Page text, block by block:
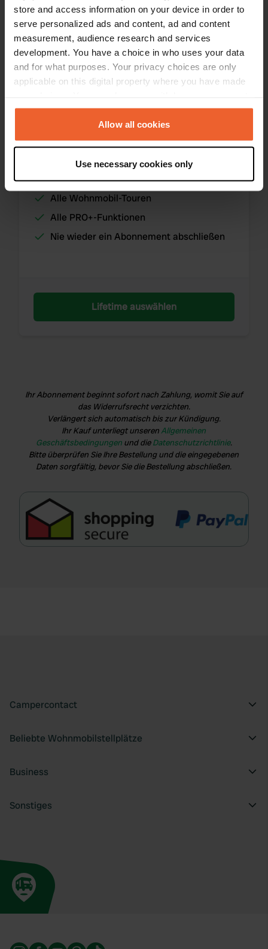
store and access information on your device in order to
serve personalized ads and content, ad and content
measurement, audience research and services
development. You have a choice in who uses your data
and for what purposes. Your privacy choices are only
applicable on this digital property where you have made
any time from the Cookie Declaration or by clicking on
the Privacy trigger icon.
Collect information about your geographical location
which can be accurate to within several meters
Identify your device by actively scanning it for
specific characteristics (fingerprinting)
We also share information about your use of our site with
Allow all cookies
Use necessary cookies only
Lifetime
Immer alle Vorteile
119,99 €
Unbegrenzte Bewertungen und Fotos
Alle Wohnmobil-Touren
Alle PRO+-Funktionen
Nie wieder ein Abonnement abschließen
Lifetime auswählen
Ihr Abonnement beginnt sofort nach Zahlung, womit Sie auf
das Widerrufsrecht verzichten.
Verlängert sich automatisch bis zur Kündigung.
Ihr Kauf unterliegt unseren Allgemeinen
Geschäftsbedingungenund dieDatenschutzrichtlinie.
Bitte überprüfen Sie Ihre Bestellung und die eingegebenen
Daten sorgfältig, bevor Sie die Bestellung abschließen.
Campercontact
Beliebte Wohnmobilstellplätze
Business
Sonstiges